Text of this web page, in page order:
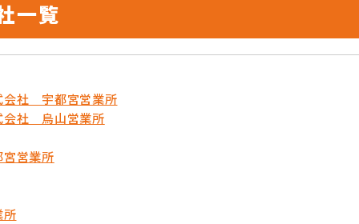
一覧
会社 宇都宮営業所
会社 烏山営業所
営業所
所